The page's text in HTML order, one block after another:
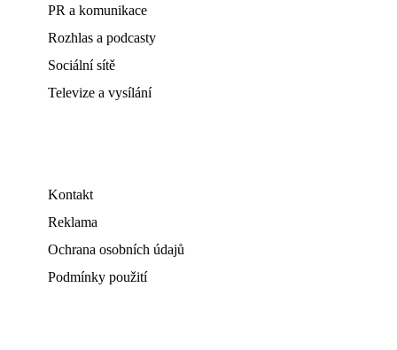
PR a komunikace
Rozhlas a podcasty
Sociální sítě
Televize a vysílání
Kontakt
Reklama
Ochrana osobních údajů
Podmínky použití